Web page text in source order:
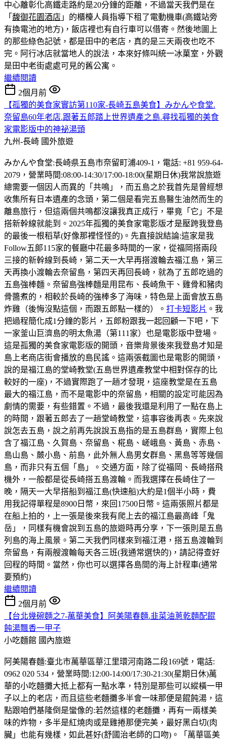
中心離彰化高鐵走路約是20分鐘的距離，不過當天我們是在
「 馥御花園酒店 」的櫃檯人員指導下租了電動機車(高鐵站旁
有換電池的地方)，飯店裡也有自行車可以借寄。然後地圖上
的那些綠色記號，都是田中的老店，真的是三天兩夜也吃不
完。 阿行冰店就當地人的說法，本來好條叫統一冰菓室，外觀
是田中老街處處可見的舊公寓。
繼續閱讀
2個月前
【孤獨的美食家實訪第110家-長崎五島美食】みかんや食堂.
奈留島60年老店.跟著五郎踏上世界遺產之島.尋找孤獨的美食
家電影版中的神祕湯頭
九州-長崎 國外旅遊
みかんや食堂:長崎県五島市奈留町浦409-1，電話: +81 959-64-
2079，營業時間:08:00-14:30/17:00-18:00(星期日休)我常說旅遊
總需要一個因人而異的「共鳴」，而五島之於我首先是曾經想
收集所有日本遺產的念頭，第二個是看完五島醫生油然而生的
離島旅行，但這兩個共鳴都沒讓我真正成行，畢竟「它」不是
搭新幹線就能到。2025年孤獨的美食家電影版才是壓跨我登島
的最後一根稻草(好像那裡怪怪的)。先直接說結論:這家是我
Follow五郞115家的餐廳中花最多時間的一家，從福岡搭兩段
三接的新幹線到長崎，第二天一大早再搭渡輪去福江島，第三
天再換小渡輪去奈留島，第四天再回長崎，就為了五郎吃過的
五島強棒麵。奈留島強棒麵是用昆布、長崎魚干、雞骨和豬肉
骨醬煮的，相較於長崎的強棒多了海味，特色是上面會放五島
炸雞（後悔沒點這個，而跟五郎點一樣的）。 打卡短影片 。我
把過程簡化成1分鐘的影片，五郎粉跟我一起回顧一下吧，下
一家釜山巨濟島的明太魚湯（第111家）也是電影版中登場。
這是孤獨的美食家電影版的開頭，音樂背景後來我登島才知是
島上老商店街會播放的島民謠。這兩張截圖也是電影的開頭，
說的是福江島的堂崎教堂(五島世界遺產教堂中相對保存的比
較好的一座)，不過實際跑了一趟才發現，這座教堂是在五島
最大的福江島，而不是電影中的奈留島，相關的設定可能因為
劇情的需要，有些錯置。不過，最後我還是利用了一點在島上
的時間，跟著五郎去了一趟堂崎教堂，這事容後再表。先來說
說怎去五島，說之前再先說說五島指的是五島群島，實際上包
含了福江島、久賀島、奈留島、椛島、嵯峨島、黃島、赤島、
島山島、蕨小島、前島，此外無人島男女群島、黑島等等幾個
島，而非只有五個「島」。交通方面，除了從福岡、長崎搭飛
機外，一般都是從長崎搭五島渡輪。而我選擇在長崎住了一
晚，隔天一大早搭船到福江島(快速船)大約是1個半小時，費
用我記得單程是8900日幣，來回17500日幣。這兩張照片都是
在船上拍的，上一張是後來我有爬上去的福江島最高峰「鬼
岳」，同樣有機會說到五島的旅遊時再分享，下一張則是五島
列島的海上風景。第二天我們同樣來到福江港，搭五島渡輪到
奈留島，有兩艘渡輪每天各三班(我通常選快的)，請記得查好
回程的時間。當然，你也可以選擇各島間的海上計程車(通常
要預約)
繼續閱讀
2個月前
【台北幾碗麵之7-萬華美食】阿美陽春麵.韭菜油蔥乾麵配餛
飩湯飄香一甲子
小吃麵館 國內旅遊
阿美陽春麵:臺北市萬華區華江里環河南路二段169號，電話:
0962 020 534，營業時間:12:00-14:00/17:30-21:30(星期日休)萬
華的小吃麵攤大抵上都有一點水準，特別是那些可以縱橫一甲
子以上的老店，而且這些老麵攤多半會一味那便是餛飩湯，這
點跟咱們基隆倒是蠻像的:若然這樣的老麵攤，再有一兩樣美
味的炸物，多半是紅燒肉或是雞捲那便完美，最好黑白切(肉
臟」也能有幾樣，如此甚好(舒國治老師的口吻)。「萬華區美